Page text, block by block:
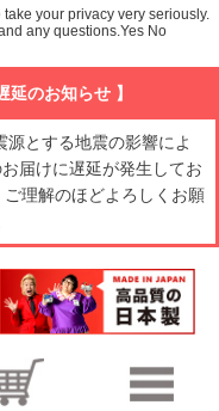
延のお知らせ 】
とする地震の影響によ
届けに遅延が発生してお
理解のほどよろしくお願
your privacy very seriously.
any questions.Yes No